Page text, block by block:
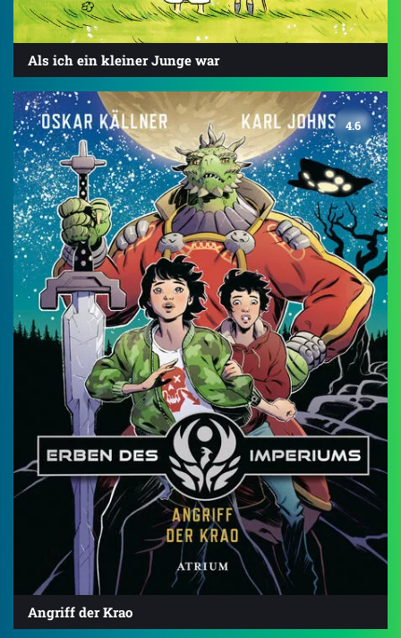
Als ich ein kleiner Junge war
4.6
Angriff der Krao